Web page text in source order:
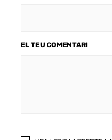
EL TEU COMENTARI